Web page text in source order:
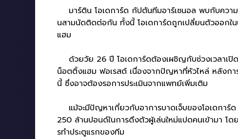
มาร์ติน โอเดการ์ด กัปตันทีมอาร์เซนอล พบกับความ
นสามนัดติดต่อกัน ทั้งนี้ โอเดการ์ดถูกเปลี่ยนตัวออกใน
แฮม
ด้วยวัย 26 ปี โอเดการ์ดต้องเผชิญกับช่วงเวลาเปิ
น็อตติ้งแฮม ฟอเรสต์ เนื่องจากปัญหาที่หัวไหล่ หลังกา
นี้ ซึ่งอาจต้องรอการประเมินจากแพทย์เพิ่มเติม
แม้จะมีปัญหาเกี่ยวกับอาการบาดเจ็บของโอเดการ์ด
250 ล้านปอนด์ในการดึงตัวผู้เล่นใหม่แปดคนเข้ามา โ
รทำประตูแรกของทีม